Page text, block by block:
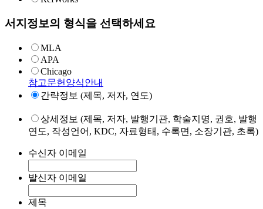
서지정보의 형식을 선택하세요
MLA
APA
Chicago
참고문헌양식안내
간략정보 (제목, 저자, 연도)
상세정보 (제목, 저자, 발행기관, 학술지명, 권호, 발행
연도, 작성언어, KDC, 자료형태, 수록면, 소장기관, 초록)
수신자 이메일
발신자 이메일
제목